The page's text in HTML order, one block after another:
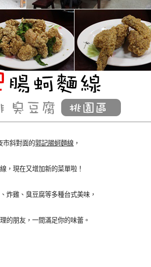
市斜對面的郭記腸蚵麵線 ，
，現在又增加新的菜單啦！
炸雞、臭豆腐等多種台式美味，
的朋友，一間滿足你的味蕾。